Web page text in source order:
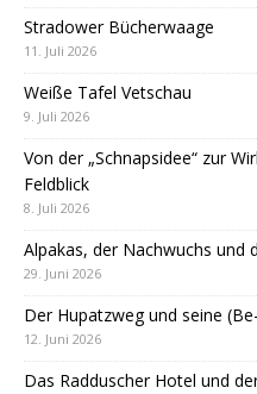
Stradower Bücherwaage
11. Juli 2026
Weiße Tafel Vetschau
9. Juli 2026
Von der „Schnapsidee“ zur
Feldblick
8. Juli 2026
Alpakas, der Nachwuchs und
29. Juni 2026
Der Hupatzweg und seine
12. Juni 2026
Das Radduscher Hotel und